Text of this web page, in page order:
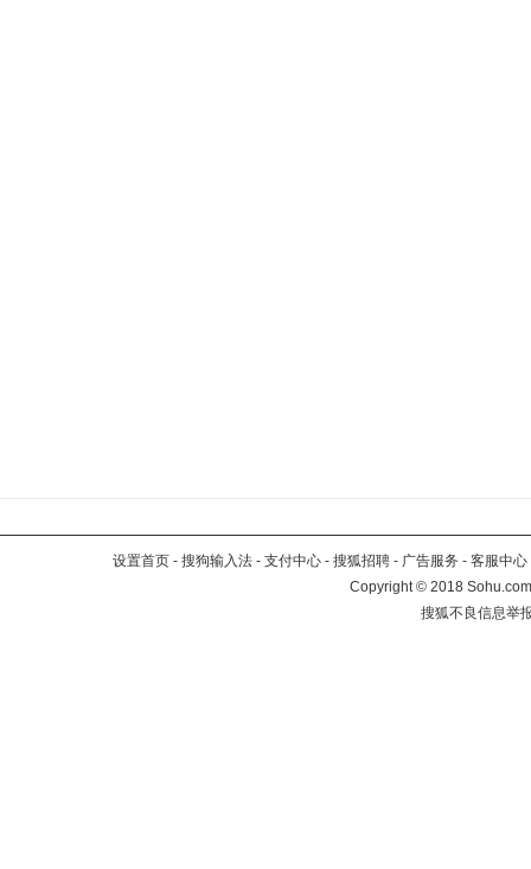
设置首页 - 搜狗输入法 - 支付中心 - 搜狐招聘 - 广告服务 - 客服中心
Copyright©2018
搜狐不良信息举